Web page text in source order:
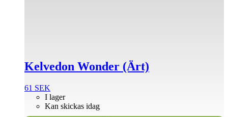
Kelvedon Wonder (Ärt)
61 SEK
I lager
Kan skickas idag